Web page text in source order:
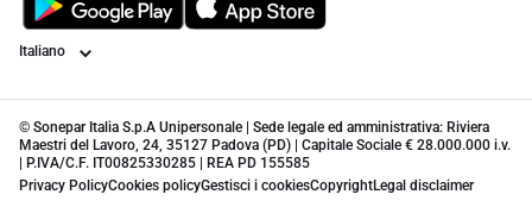
Lingua
© Sonepar Italia S.p.A Unipersonale | Sede legale ed amministrativa: Riviera
Maestri del Lavoro, 24, 35127 Padova (PD) | Capitale Sociale € 28.000.000 i.v.
| P.IVA/C.F. IT00825330285 | REA PD 155585
Privacy PolicyCookies policyGestisci i cookiesCopyrightLegal disclaimer